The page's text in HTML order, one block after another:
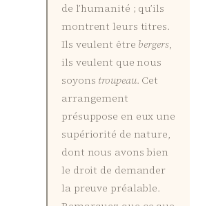
de l’humanité ; qu’ils
montrent leurs titres.
Ils veulent être bergers,
ils veulent que nous
soyons troupeau. Cet
arrangement
présuppose en eux une
supériorité de nature,
dont nous avons bien
le droit de demander
la preuve préalable.